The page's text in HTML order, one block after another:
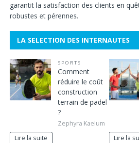
garantit la satisfaction des clients en
robustes et pérennes.
LA SELECTION DES INTERNAUTES
SPORTS
Comment
réduire le coût
construction
terrain de padel
?
Zephyra Kaelum
Lire la suite
Lire la